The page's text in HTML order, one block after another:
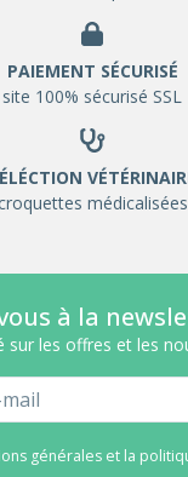
PAIEMENT SÉCURISÉ
site 100% sécurisé SSL
médicalisées
à la
sur les offres et les
générales et la